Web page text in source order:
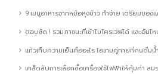
9 เมนูอาหารจากหม้อหุงข้าว ทำง่าย เตรียมของ
ตอบชัด ! รวมภาชนะที่เข้าไมโครเวฟได้ และอันไห
แก้วเก็บความเย็นคืออะไร ไอเทมคู่กายที่คนดื่ม
เคล็ดลับการเลือกซื้อเครื่องใช้ไฟฟ้าให้คุ้มค่า สม